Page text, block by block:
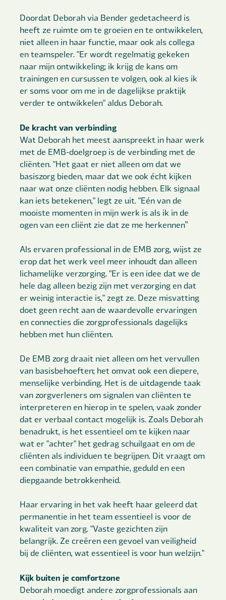
Doordat Deborah via Bender gedetacheerd is
heeft ze ruimte om te groeien en te ontwikkelen,
niet alleen in haar functie, maar ook als collega
en teamspeler. "Er wordt regelmatig gekeken
naar mijn ontwikkeling; ik krijg de kans om
trainingen en cursussen te volgen, ook al kies ik
er soms voor om me in de dagelijkse praktijk
verder te ontwikkelen" aldus Deborah.
De kracht van verbinding
Wat Deborah het meest aanspreekt in haar werk
met de EMB-doelgroep is de verbinding met de
cliënten. "Het gaat er niet alleen om dat we
basiszorg bieden, maar dat we ook écht kijken
naar wat onze cliënten nodig hebben. Elk signaal
kan iets betekenen," legt ze uit. "Eén van de
mooiste momenten in mijn werk is als ik in de
ogen van een cliënt zie dat ze me herkennen’’
Als ervaren professional in de EMB zorg, wijst ze
erop dat het werk veel meer inhoudt dan alleen
lichamelijke verzorging. "Er is een idee dat we de
hele dag alleen bezig zijn met verzorging en dat
er weinig interactie is," zegt ze. Deze misvatting
doet geen recht aan de waardevolle ervaringen
en connecties die zorgprofessionals dagelijks
hebben met hun cliënten.
De EMB zorg draait niet alleen om het vervullen
van basisbehoeften; het omvat ook een diepere,
menselijke verbinding. Het is de uitdagende taak
van zorgverleners om signalen van cliënten te
interpreteren en hierop in te spelen, vaak zonder
dat er verbaal contact mogelijk is. Zoals Deborah
benadrukt, is het essentieel om te kijken naar
wat er "achter" het gedrag schuilgaat en om de
cliënten als individuen te begrijpen. Dit vraagt om
een combinatie van empathie, geduld en een
diepgaande betrokkenheid.
Haar ervaring in het vak heeft haar geleerd dat
permanentie in het team essentieel is voor de
kwaliteit van zorg. "Vaste gezichten zijn
belangrijk. Ze creëren een gevoel van veiligheid
bij de cliënten, wat essentieel is voor hun welzijn."
Kijk buiten je comfortzone
Deborah moedigt andere zorgprofessionals aan